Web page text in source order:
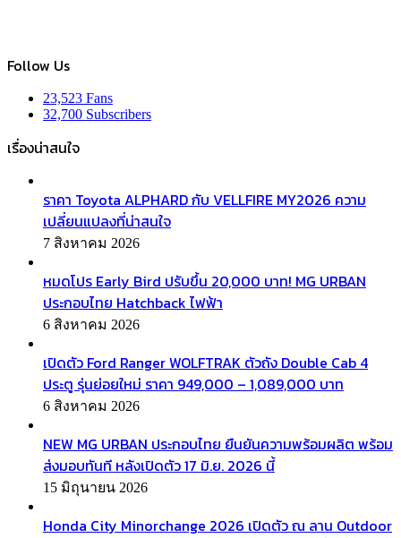
Follow Us
23,523 Fans
32,700 Subscribers
เรื่องน่าสนใจ
ราคา Toyota ALPHARD กับ VELLFIRE MY2026 ความ
เปลี่ยนแปลงที่น่าสนใจ
7 สิงหาคม 2026
หมดโปร Early Bird ปรับขึ้น 20,000 บาท! MG URBAN
ประกอบไทย Hatchback ไฟฟ้า
6 สิงหาคม 2026
เปิดตัว Ford Ranger WOLFTRAK ตัวถัง Double Cab 4
ประตู รุ่นย่อยใหม่ ราคา 949,000 – 1,089,000 บาท
6 สิงหาคม 2026
NEW MG URBAN ประกอบไทย ยืนยันความพร้อมผลิต พร้อม
ส่งมอบทันที หลังเปิดตัว 17 มิ.ย. 2026 นี้
15 มิถุนายน 2026
Honda City Minorchange 2026 เปิดตัว ณ ลาน Outdoor